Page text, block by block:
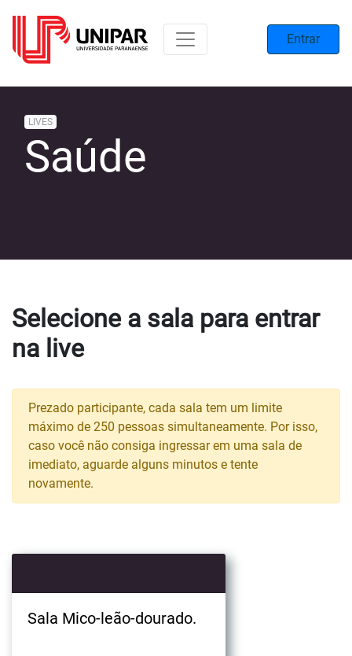
Entrar
LIVES
Saúde
Selecione a sala para entrar
na live
Prezado participante, cada sala tem um limite
máximo de 250 pessoas simultaneamente. Por isso,
caso você não consiga ingressar em uma sala de
imediato, aguarde alguns minutos e tente
novamente.
Sala Mico-leão-dourado.